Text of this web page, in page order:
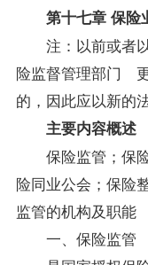
第十七章 保险
注：以前或者以
险监督管理部门
的，因此应以新的
主要内容概述
保险监管；保险
险同业公会；保险
监管的机构及职能
一、保险监管